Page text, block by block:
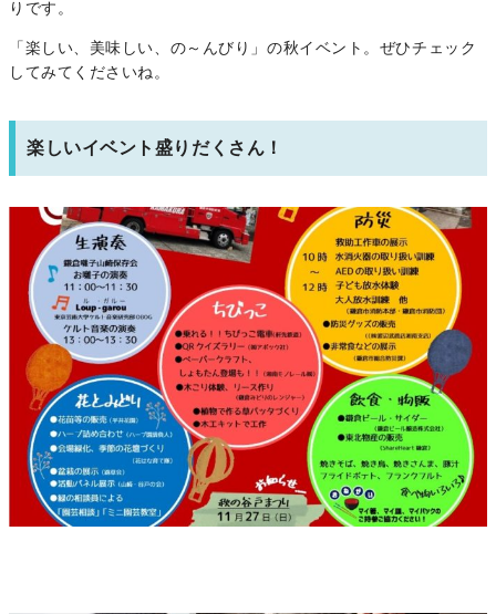
りです。
「楽しい、美味しい、の～んびり」の秋イベント。ぜひチェック
してみてくださいね。
楽しいイベント盛りだくさん！